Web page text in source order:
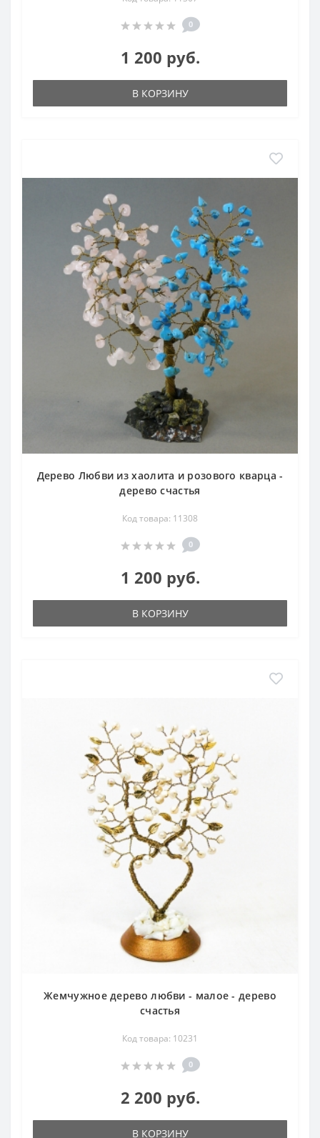
0
1 200 руб.
В КОРЗИНУ
Дерево Любви из хаолита и розового кварца -
дерево счастья
Код товара: 11308
0
1 200 руб.
В КОРЗИНУ
Жемчужное дерево любви - малое - дерево
счастья
Код товара: 10231
0
2 200 руб.
В КОРЗИНУ